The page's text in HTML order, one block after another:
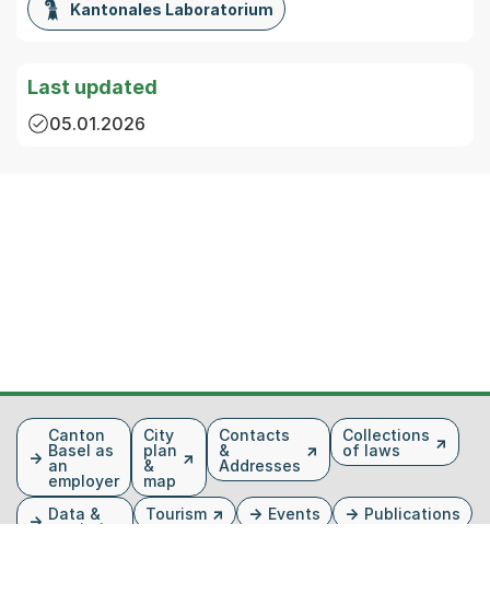
Kantonales Laboratorium
Last updated
05.01.2026
FusszeileCanton
Basel as
an
employer
City
plan
&
map
Contacts
&
Addresses
Collections
of laws
Data &
statistics
Tourism Events Publications